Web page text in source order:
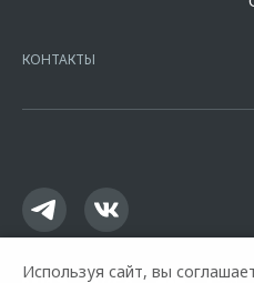
Кредит
16.01.2015. Предложение
КОНТАКТЫ
Используя сайт, вы